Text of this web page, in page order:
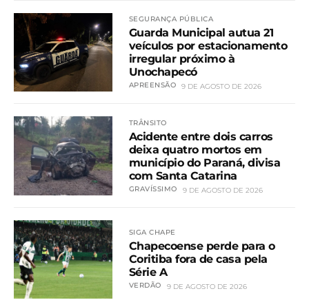
SEGURANÇA PÚBLICA
Guarda Municipal autua 21
veículos por estacionamento
irregular próximo à
Unochapecó
APREENSÃO 9 DE AGOSTO DE 2026
TRÂNSITO
Acidente entre dois carros
deixa quatro mortos em
município do Paraná, divisa
com Santa Catarina
GRAVÍSSIMO 9 DE AGOSTO DE 2026
SIGA CHAPE
Chapecoense perde para o
Coritiba fora de casa pela
Série A
VERDÃO 9 DE AGOSTO DE 2026